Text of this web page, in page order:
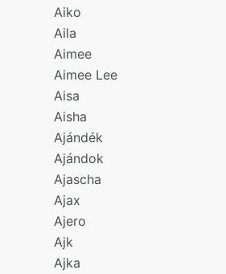
Aiko
Aila
Aimee
Aimee Lee
Aisa
Aisha
Ajándék
Ajándok
Ajascha
Ajax
Ajero
Ajk
Ajka